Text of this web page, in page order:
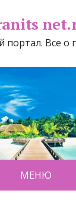
портал. Все о
МЕНЮ